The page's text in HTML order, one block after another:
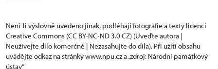
Není-li výslovně uvedeno jinak, podléhají fotografie a texty licenci
Creative Commons (CC BY-NC-ND 3.0 CZ) (Uveďte autora |
Neužívejte dílo komerčně | Nezasahujte do díla). Při užití obsahu
uvádějte odkaz na stránky www.npu.cz a „zdroj: Národní památkový
ústav“